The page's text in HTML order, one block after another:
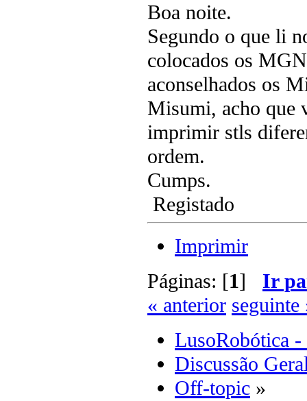
Boa noite.
Segundo o que li
colocados os
aconselhados os
Misumi, acho que
imprimir stls
ordem.
Cumps.
Registado
Imprimir
Páginas: [1] Ir
« anterior seguinte
LusoRobótica -
Discussão
Off-topic »